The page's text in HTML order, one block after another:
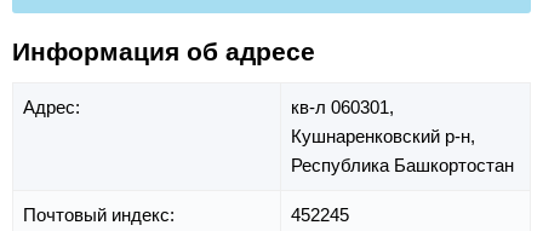
Информация об адресе
Адрес:
кв-л 060301,
Кушнаренковский р-н,
Республика Башкортостан
Почтовый индекс: 452245